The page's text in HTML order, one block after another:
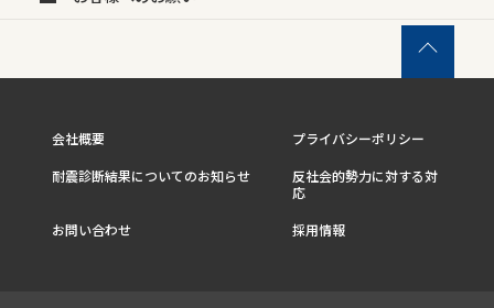
会社概要
プライバシーポリシー
耐震診断結果についてのお知らせ
反社会的勢力に対する対
応
お問い合わせ
採用情報